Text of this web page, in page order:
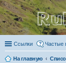
Ссылки Частые
На главную